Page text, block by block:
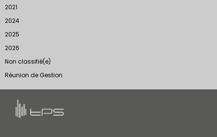
2021
2024
2025
2026
Non classifié(e)
Réunion de Gestion